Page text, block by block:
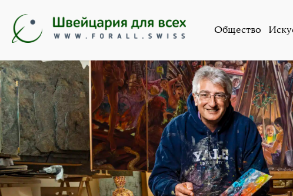
Общество